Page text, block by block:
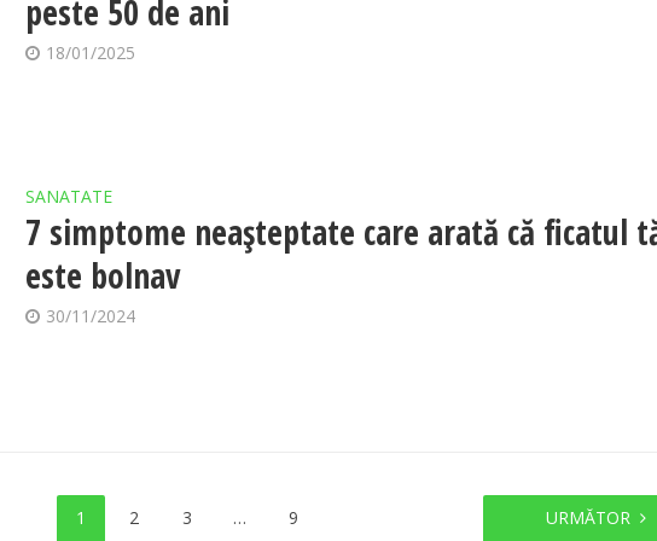
peste 50 de ani
18/01/2025
SANATATE
7 simptome neașteptate care arată că ficatul
este bolnav
30/11/2024
1 2 3 … 9 URMĂTOR